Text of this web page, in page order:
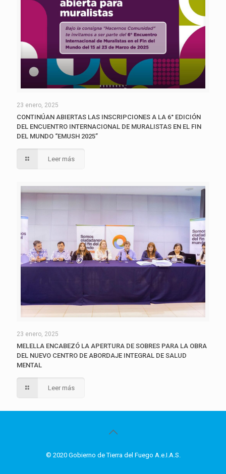
23 enero, 2025
CONTINÚAN ABIERTAS LAS INSCRIPCIONES A LA 6° EDICIÓN
DEL ENCUENTRO INTERNACIONAL DE MURALISTAS EN EL FIN
DEL MUNDO “EMUSH 2025”
Leer más
23 enero, 2025
MELELLA ENCABEZÓ LA APERTURA DE SOBRES PARA LA OBRA
DEL NUEVO CENTRO DE ABORDAJE INTEGRAL DE SALUD
MENTAL
Leer más
© 2020 Gobierno de Tierra del Fuego A.e.I.A.S.